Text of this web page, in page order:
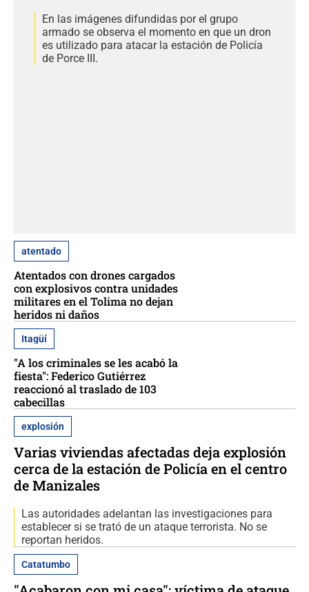
En las imágenes difundidas por el grupo
armado se observa el momento en que un dron
es utilizado para atacar la estación de Policía
de Porce III.
atentado
Atentados con drones cargados
con explosivos contra unidades
militares en el Tolima no dejan
heridos ni daños
Itagüí
"A los criminales se les acabó la
fiesta": Federico Gutiérrez
reaccionó al traslado de 103
cabecillas
explosión
Varias viviendas afectadas deja explosión
cerca de la estación de Policía en el centro
de Manizales
Las autoridades adelantan las investigaciones para
establecer si se trató de un ataque terrorista. No se
reportan heridos.
Catatumbo